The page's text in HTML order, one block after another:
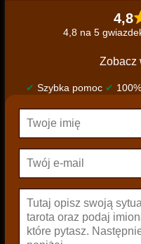
4,8
4,8 na 5
Zobacz
✔ Szybka pomoc ✔